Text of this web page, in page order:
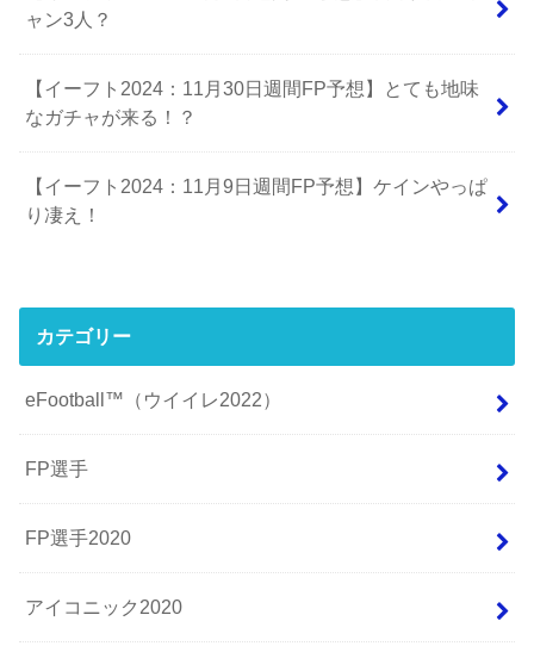
ャン3人？
【イーフト2024：11月30日週間FP予想】とても地味
なガチャが来る！？
【イーフト2024：11月9日週間FP予想】ケインやっぱ
り凄え！
カテゴリー
eFootball™（ウイイレ2022）
FP選手
FP選手2020
アイコニック2020